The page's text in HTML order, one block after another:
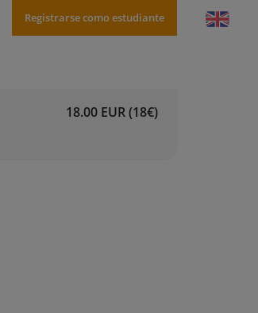
Registrarse como estudiante
18.00 EUR (18€)